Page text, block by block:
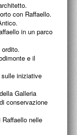
con Raffaello.
in un parco
e il
iniziative
Galleria
conservazione
nelle